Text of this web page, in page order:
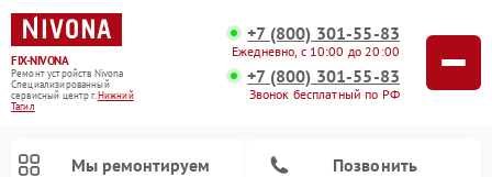
FIX-NIVONA
Ремонт устройств Nivona
Специализированный
cервисный центр г.Нижний
Тагил
+7 (800) 301-55-83
Ежедневно, с 10:00 до 20:00
+7 (800) 301-55-83
Звонок бесплатный по РФ
Мы ремонтируем Позвонить